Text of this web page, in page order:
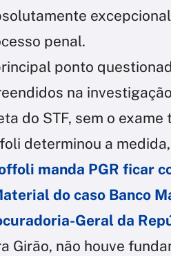
penal.
ponto
na
do STF, sem o
determinou a
manda PGR ficar
do caso Banco
Geral da
Girão, não houve